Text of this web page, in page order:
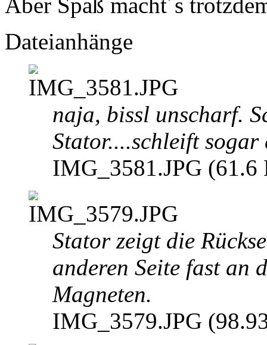
Dateianhänge
naja, bissl unscharf.
Stator....schleift sogar
IMG_3581.JPG
Stator zeigt die
anderen Seite fast an
Magneten.
IMG_3579.JPG